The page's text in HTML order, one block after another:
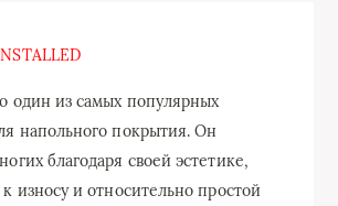
один из самых популярных
напольного покрытия. Он
благодаря своей эстетике,
износу и относительно простой